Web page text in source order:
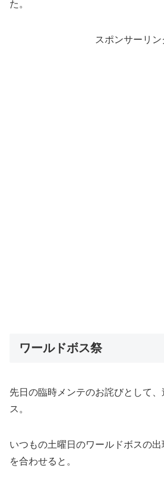
た。
スポンサーリン
ワールドボス祭
先日の臨時メンテのお詫びとして
ス。
いつもの土曜日のワールドボスの
を合わせると。